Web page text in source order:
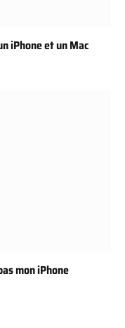
iPhone et un Mac
mon iPhone